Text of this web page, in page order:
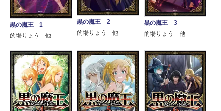
黒の魔王 1
的場りょう 他
黒の魔王 2
的場りょう 他
黒の魔王 3
的場りょう 他